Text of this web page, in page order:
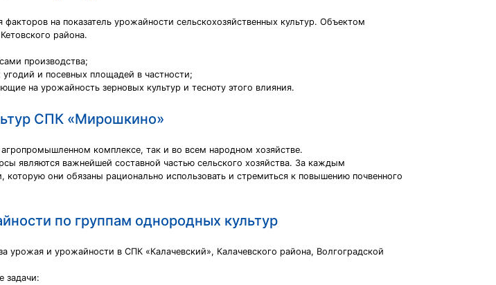
на показатель урожайности сельскохозяйственных культур. Объектом
района.
производства;
и посевных площадей в частности;
на урожайность зерновых культур и тесноту этого влияния.
СПК «Мирошкино»
комплексе, так и во всем народном хозяйстве.
являются важнейшей составной частью сельского хозяйства. За каждым
они обязаны рационально использовать и стремиться к повышению почвенного
по группам однородных культур
урожая и урожайности в СПК «Калачевский», Калачевского района, Волгоградской
задачи: